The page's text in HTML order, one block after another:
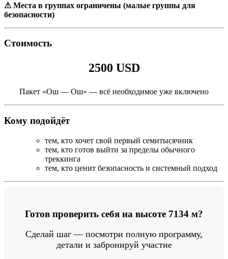
⚠ Места в группах ограничены (малые группы для
безопасности)
Стоимость
2500 USD
Пакет «Ош — Ош» — всё необходимое уже включено
Кому подойдёт
тем, кто хочет свой первый семитысячник
тем, кто готов выйти за пределы обычного
треккинга
тем, кто ценит безопасность и системный подход
Готов проверить себя на высоте 7134 м?
Сделай шаг — посмотри полную программу,
детали и забронируй участие